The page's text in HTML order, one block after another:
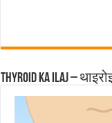
Thyroid ka ilaj –